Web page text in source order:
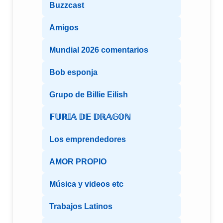
Buzzcast
Amigos
Mundial 2026 comentarios
Bob esponja
Grupo de Billie Eilish
𝔽𝕌ℝ𝕀𝔸 𝔻𝔼 𝔻ℝ𝔸𝔾𝕆ℕ
Los emprendedores
AMOR PROPIO
Música y videos etc
Trabajos Latinos